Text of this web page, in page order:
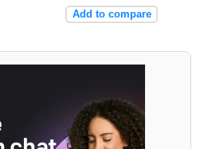
Add to compare